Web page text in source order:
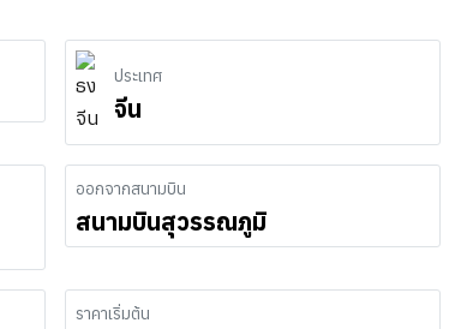
ประเทศ
จีน
ออกจากสนามบิน
สนามบินสุวรรณภูมิ
ราคาเริ่มต้น